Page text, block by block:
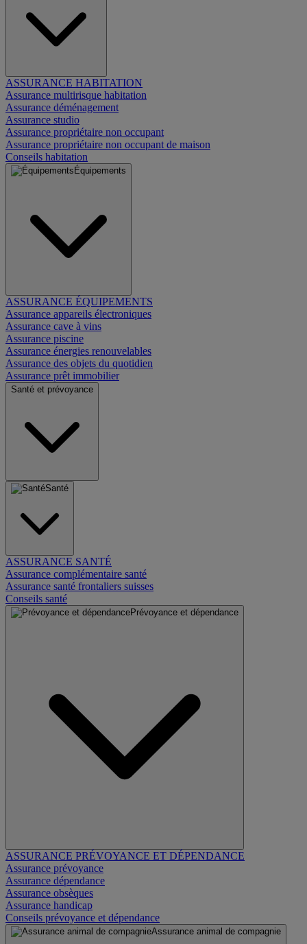
ASSURANCE HABITATION
Assurance multirisque habitation
Assurance déménagement
Assurance studio
Assurance propriétaire non occupant
Assurance propriétaire non occupant de maison
Conseils habitation
Équipements
ASSURANCE ÉQUIPEMENTS
Assurance appareils électroniques
Assurance cave à vins
Assurance piscine
Assurance énergies renouvelables
Assurance des objets du quotidien
Assurance prêt immobilier
Santé et prévoyance
Santé
ASSURANCE SANTÉ
Assurance complémentaire santé
Assurance santé frontaliers suisses
Conseils santé
Prévoyance et dépendance
ASSURANCE PRÉVOYANCE ET DÉPENDANCE
Assurance prévoyance
Assurance dépendance
Assurance obsèques
Assurance handicap
Conseils prévoyance et dépendance
Assurance animal de compagnie